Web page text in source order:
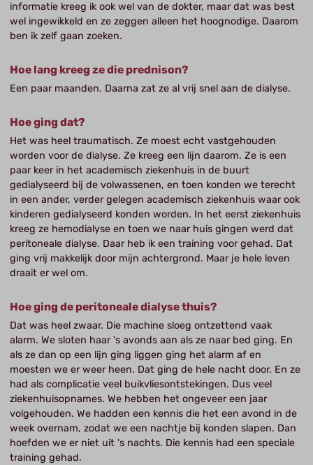
informatie kreeg ik ook wel van de dokter, maar dat was best
wel ingewikkeld en ze zeggen alleen het hoognodige. Daarom
ben ik zelf gaan zoeken.
Hoe lang kreeg ze die prednison?
Een paar maanden. Daarna zat ze al vrij snel aan de dialyse.
Hoe ging dat?
Het was heel traumatisch. Ze moest echt vastgehouden
worden voor de dialyse. Ze kreeg een lijn daarom. Ze is een
paar keer in het academisch ziekenhuis in de buurt
gedialyseerd bij de volwassenen, en toen konden we terecht
in een ander, verder gelegen academisch ziekenhuis waar ook
kinderen gedialyseerd konden worden. In het eerst ziekenhuis
kreeg ze hemodialyse en toen we naar huis gingen werd dat
peritoneale dialyse. Daar heb ik een training voor gehad. Dat
ging vrij makkelijk door mijn achtergrond. Maar je hele leven
draait er wel om.
Hoe ging de peritoneale dialyse thuis?
Dat was heel zwaar. Die machine sloeg ontzettend vaak
alarm. We sloten haar 's avonds aan als ze naar bed ging. En
als ze dan op een lijn ging liggen ging het alarm af en
moesten we er weer heen. Dat ging de hele nacht door. En ze
had als complicatie veel buikvliesontstekingen. Dus veel
ziekenhuisopnames. We hebben het ongeveer een jaar
volgehouden. We hadden een kennis die het een avond in de
week overnam, zodat we een nachtje bij konden slapen. Dan
hoefden we er niet uit 's nachts. Die kennis had een speciale
training gehad.